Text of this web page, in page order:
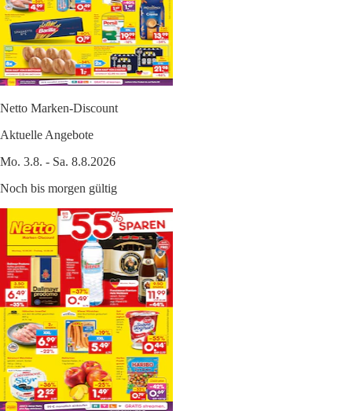
Netto Marken-Discount
Aktuelle Angebote
Mo. 3.8. - Sa. 8.8.2026
Noch bis morgen gültig